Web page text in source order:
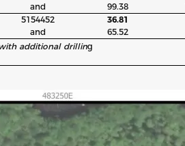
and
99.38
5154452 36.81
and
65.52
additional drilling